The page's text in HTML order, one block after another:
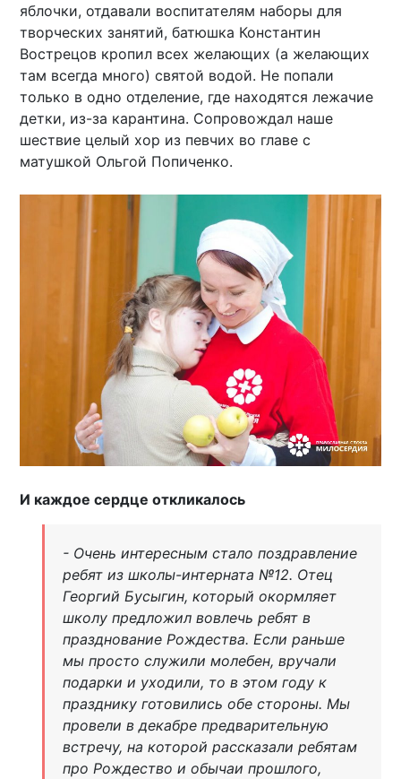
яблочки, отдавали воспитателям наборы для
творческих занятий, батюшка Константин
Вострецов кропил всех желающих (а желающих
там всегда много) святой водой. Не попали
только в одно отделение, где находятся лежачие
детки, из-за карантина. Сопровождал наше
шествие целый хор из певчих во главе с
матушкой Ольгой Попиченко.
И каждое сердце откликалось
- Очень интересным стало поздравление
ребят из школы-интерната №12. Отец
Георгий Бусыгин, который окормляет
школу предложил вовлечь ребят в
празднование Рождества. Если раньше
мы просто служили молебен, вручали
подарки и уходили, то в этом году к
празднику готовились обе стороны. Мы
провели в декабре предварительную
встречу, на которой рассказали ребятам
про Рождество и обычаи прошлого,